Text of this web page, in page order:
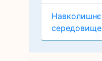
Навколишнє
середовище